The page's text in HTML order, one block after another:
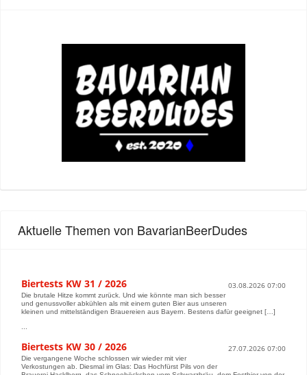
Aktuelle Themen von BavarianBeerDudes
Biertests KW 31 / 2026 03.08.2026 07:00
Die brutale Hitze kommt zurück. Und wie könnte man sich besser
und genussvoller abkühlen als mit einem guten Bier aus unseren
kleinen und mittelständigen Brauereien aus Bayern. Bestens dafür geeignet […]
Biertests KW 30 / 2026 27.07.2026 07:00
Die vergangene Woche schlossen wir wieder mit vier
Verkostungen ab. Diesmal im Glas: Das Hochfürst Pils von der